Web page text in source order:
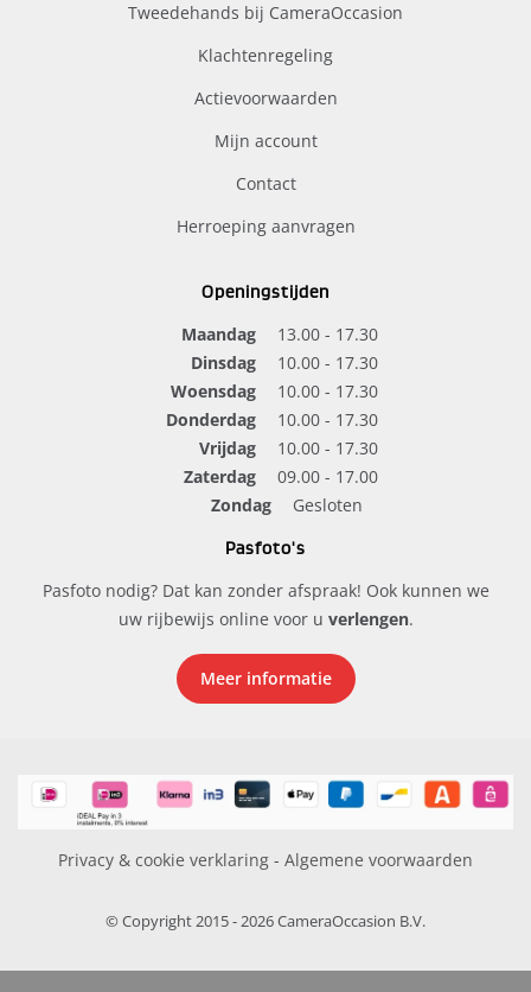
Tweedehands bij CameraOccasion
Klachtenregeling
Actievoorwaarden
Mijn account
Contact
Herroeping aanvragen
Openingstijden
Maandag
13.00 - 17.30
Dinsdag
10.00 - 17.30
Woensdag
10.00 - 17.30
Donderdag
10.00 - 17.30
Vrijdag
10.00 - 17.30
Zaterdag
09.00 - 17.00
Zondag
Gesloten
Pasfoto's
Pasfoto nodig? Dat kan zonder afspraak! Ook kunnen we
uw rijbewijs online voor u verlengen.
Meer informatie
Privacy & cookie verklaring - Algemene voorwaarden
© Copyright 2015 - 2026 CameraOccasion B.V.